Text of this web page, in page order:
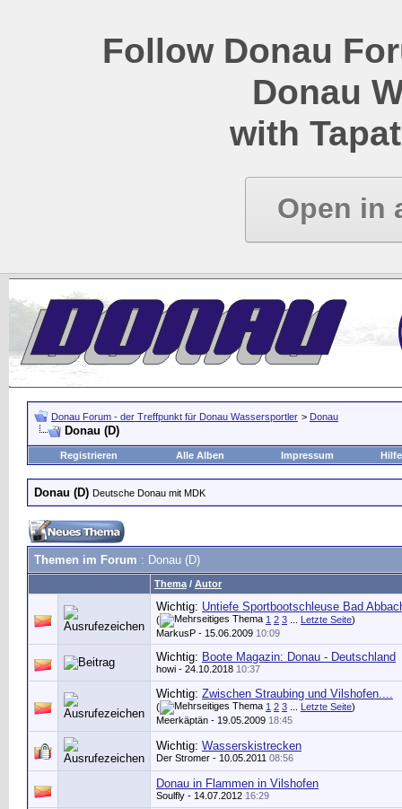
Follow Donau
Donau
with
Open in
Donau Forum - der Treffpunkt für Donau Wassersportler > Donau
Donau (D)
Registrieren Alle Alben Impressum Hilfe
Donau (D) Deutsche Donau mit MDK
Themen im Forum : Donau (D)
Thema / Autor
Wichtig: Untiefe Sportbootschleuse Bad
( 1 2 3 Letzte Seite)
MarkusP - 15.06.2009 10:09
Wichtig: Boote Magazin: Donau - Deutschland
howi - 24.10.2018 10:37
Wichtig: Zwischen Straubing und Vilshofen....
( 1 2 3 Letzte Seite)
Meerkäptän - 19.05.2009 18:45
Wichtig: Wasserskistrecken
Der Stromer - 10.05.2011 08:56
Donau in Flammen in Vilshofen
Soulfly - 14.07.2012 16:29